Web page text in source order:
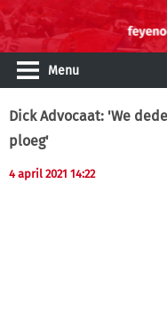
Menu
Dick Advocaat: 'We
ploeg'
4 april 2021 14:22